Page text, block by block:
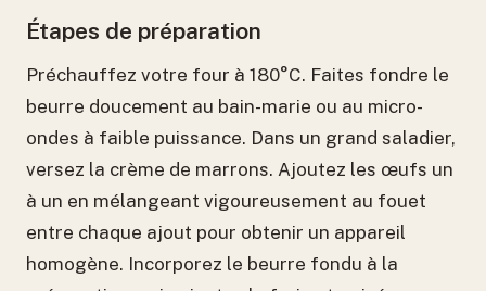
Étapes de préparation
Préchauffez votre four à 180°C. Faites fondre le
beurre doucement au bain-marie ou au micro-
ondes à faible puissance. Dans un grand saladier,
versez la crème de marrons. Ajoutez les œufs un
à un en mélangeant vigoureusement au fouet
entre chaque ajout pour obtenir un appareil
homogène. Incorporez le beurre fondu à la